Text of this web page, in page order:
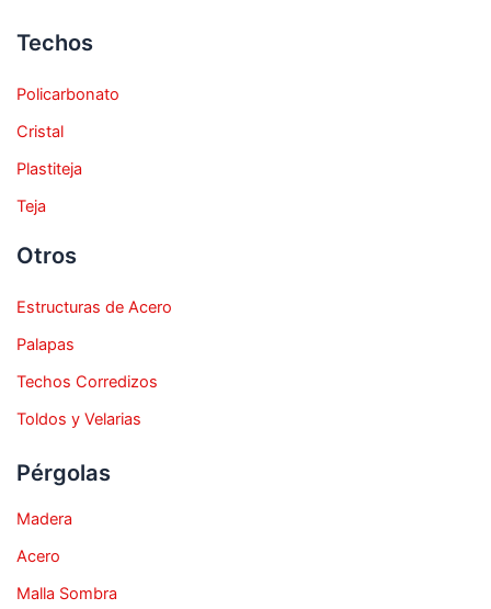
Techos
Policarbonato
Cristal
Plastiteja
Teja
Otros
Estructuras de Acero
Palapas
Techos Corredizos
Toldos y Velarias
Pérgolas
Madera
Acero
Malla Sombra